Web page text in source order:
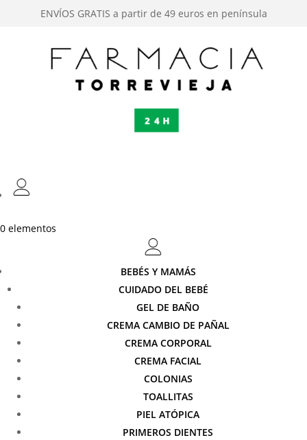
ENVÍOS GRATIS a partir de 49 euros en península
0 elementos
BEBÉS Y MAMÁS
CUIDADO DEL BEBÉ
GEL DE BAÑO
CREMA CAMBIO DE PAÑAL
CREMA CORPORAL
CREMA FACIAL
COLONIAS
TOALLITAS
PIEL ATÓPICA
PRIMEROS DIENTES